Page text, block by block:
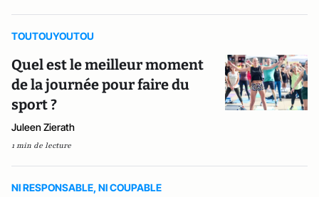
TOUTOUYOUTOU
Quel est le meilleur moment
de la journée pour faire du
sport ?
Juleen Zierath
1 min de lecture
NI RESPONSABLE, NI COUPABLE